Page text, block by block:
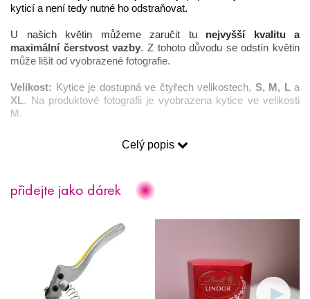
kyticí a není tedy nutné ho odstraňovat.
U našich květin můžeme zaručit tu nejvyšší kvalitu a
maximální čerstvost vazby. Z tohoto důvodu se odstín květin
může lišit od vyobrazené fotografie.
Velikost: Kytice je dostupná ve čtyřech velikostech, S, M, L a
XL
M .
Jemná vůně, díky které je možné vazbu umístit
zdarma
přání. Pokud si přejete poslat kytici rovnou příjemci, rádi váš
“Text vzkazu” na stránce “Dokončení objednávky”).
Věrnostní program: nákupem jakýchkoliv produktů na našem
e-shopu získáte
, který můžete při registraci na
našem webu využít formou slev na další objednávky.
Celý popis
přidejte jako dárek